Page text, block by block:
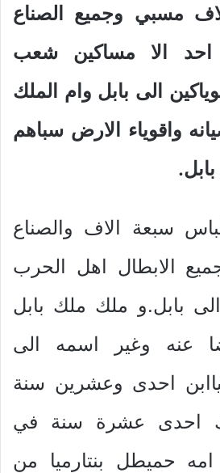
مسبي وجميع الصناع
احد الا مساكين شعب
الى بابل وام الملك
واقوياء الارض سباهم
سبعة الاف والصناع
الابطال اهل الحرب
بابل.و ملك ملك بابل
عنه وغير اسمه الى
احدى وعشرين سنة
احدى عشرة سنة في
حميطل بنتارميا من